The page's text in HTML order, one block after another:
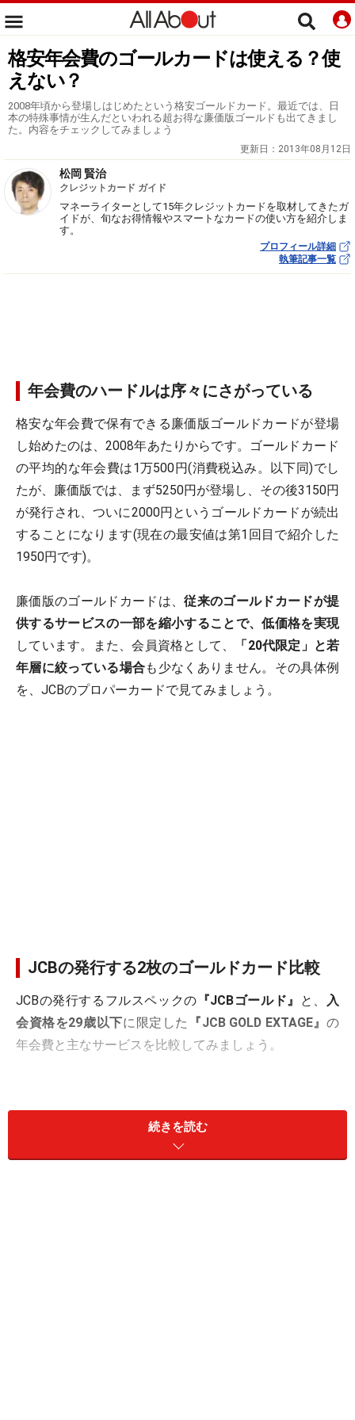
格安年会費のゴールカードは使える？使
えない？
2008年頃から登場しはじめたという格安ゴールドカード。最近では、日
本の特殊事情が生んだといわれる超お得な廉価版ゴールドも出てきまし
た。内容をチェックしてみましょう
更新日： 2013年08月12日
松岡 賢治
クレジットカード ガイド
マネーライターとして15年クレジットカードを取材してきたガ
イドが、旬なお得情報やスマートなカードの使い方を紹介しま
す。
プロフィール詳細
執筆記事一覧
年会費のハードルは序々にさがっている
格安な年会費で保有できる廉価版ゴールドカードが登場
し始めたのは、2008年あたりからです。ゴールドカード
の平均的な年会費は1万500円(消費税込み。以下同)でし
たが、廉価版では、まず5250円が登場し、その後3150円
が発行され、ついに2000円というゴールドカードが続出
することになります(現在の最安値は第1回目で紹介した
1950円です)。
廉価版のゴールドカードは、従来のゴールドカードが提
供するサービスの一部を縮小することで、低価格を実現
しています。また、会員資格として、
「20代限定」と若
年層に絞っている場合も少なくありません。その具体例
を、JCBのプロパーカードで見てみましょう。
JCBの発行する2枚のゴールドカード比較
JCBの発行するフルスペックの 『JCBゴールド』 と、
入
会資格を29歳以下に限定した 『JCB GOLD EXTAGE』の
年会費と主なサービスを比較してみましょう。
年会費： 1万500円
海外旅行傷害保険： 1億円(自動付帯5000万円)
続きを読む